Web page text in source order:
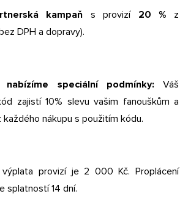
kampaň s provizí 20 % z
DPH a dopravy).
speciální podmínky: Váš
zajistí 10% slevu vašim fanouškům a
každého nákupu s použitím kódu.
výplata provizí je 2 000 Kč. Proplácení
splatností 14 dní.